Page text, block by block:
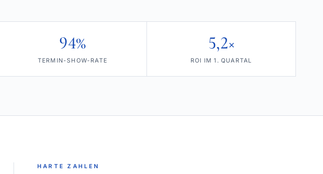
94%
TERMIN-SHOW-RATE
5,2×
ROI IM 1. QUARTAL
HARTE ZAHLEN